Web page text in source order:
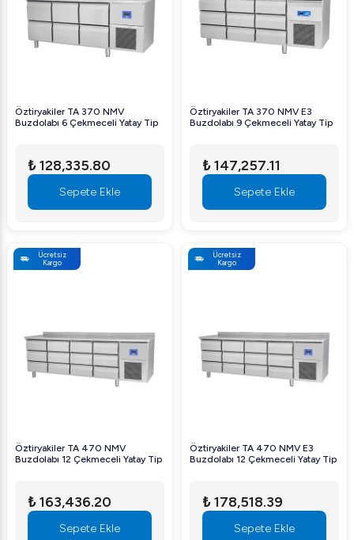
Öztiryakiler TA 370 NMV
Buzdolabı 6 Çekmeceli Yatay Tip
₺ 128,335.80
Sepete Ekle
Öztiryakiler TA 370 NMV E3
Buzdolabı 9 Çekmeceli Yatay Tip
₺ 147,257.11
Sepete Ekle
Ücretsiz
Kargo
Öztiryakiler TA 470 NMV
Buzdolabı 12 Çekmeceli Yatay Tip
₺ 163,436.20
Sepete Ekle
Ücretsiz
Kargo
Öztiryakiler TA 470 NMV E3
Buzdolabı 12 Çekmeceli Yatay Tip
₺ 178,518.39
Sepete Ekle